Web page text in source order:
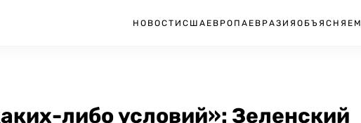
НОВОСТИ США ЕВРОПА ЕВРАЗИЯ ОБЪЯСНЯЕМ
либо условий»: Зеленский